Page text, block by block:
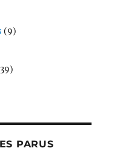
(9)
PARUS